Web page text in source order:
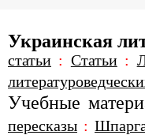
Украинская
статьи : Статьи:
Учебные
пересказы :